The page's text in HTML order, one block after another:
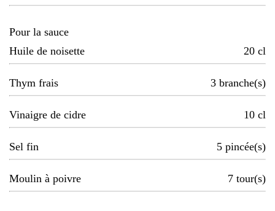
Pour la sauce
Huile de noisette
20 cl
Thym frais 3 branche(s)
Vinaigre de cidre 10 cl
Sel fin 5 pincée(s)
Moulin à poivre 7 tour(s)